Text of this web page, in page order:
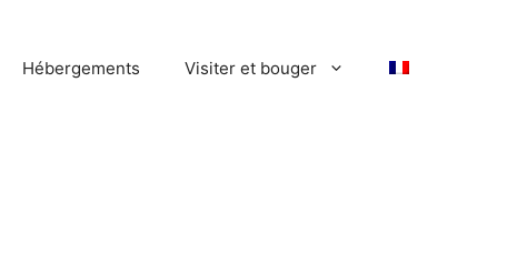
Hébergements Visiter et bouger